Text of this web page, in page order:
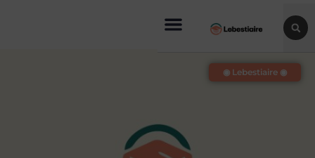
◉ Lebestiaire ◉